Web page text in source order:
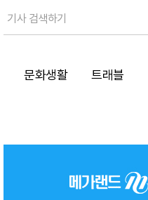
문화생활 트래블